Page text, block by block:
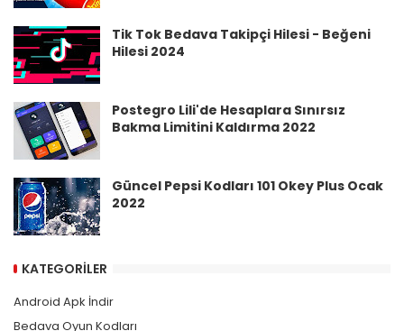
Tik Tok Bedava Takipçi Hilesi - Beğeni
Hilesi 2024
Postegro Lili'de Hesaplara Sınırsız
Bakma Limitini Kaldırma 2022
Güncel Pepsi Kodları 101 Okey Plus Ocak
2022
KATEGORILER
Android Apk İndir
Bedava Oyun Kodları